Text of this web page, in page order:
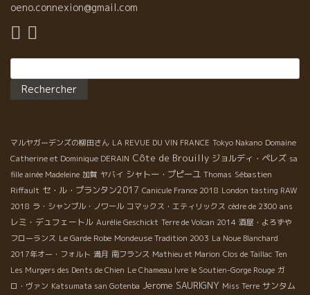
oeno.connexion@gmail.com
マルヤガーデンズの柳田さん LA REVUE DU VIN FRANCE Tokyo Nakano Domaine
Catherine et Dominique DERAIN Côte de Brouilly ジョルディ・ペレズ sa
fille ainée Madeleine 加賀 ヤバイ シャトー・プピーユ Thomas Sébastien
Riffault セ・ル・プランタン2017 Canicule France 2018 London tasting RAW
2018 ラ・シャンブル・ノワール コマックス・エティリックス cèdre de 2300 ans
レミ・デュフェートル Aurélie Geschickt Terre de Volcan 2014 酒屋・よろずや
フローランス Le Garde Robe Mondeuse Tradition 2003 La Noue Blanchard
2017年オー・フォルト 満月 南フランス Mathieu et Marion Clos de Taillac Ten
Les Murgers des Dents de Chien Le Chameau Ivre le Soutien-Gorge Rouge ガ
ロ・ヴァン Katsumata san Gotenba Jerome SAURIGNY Miss Terre サンタム